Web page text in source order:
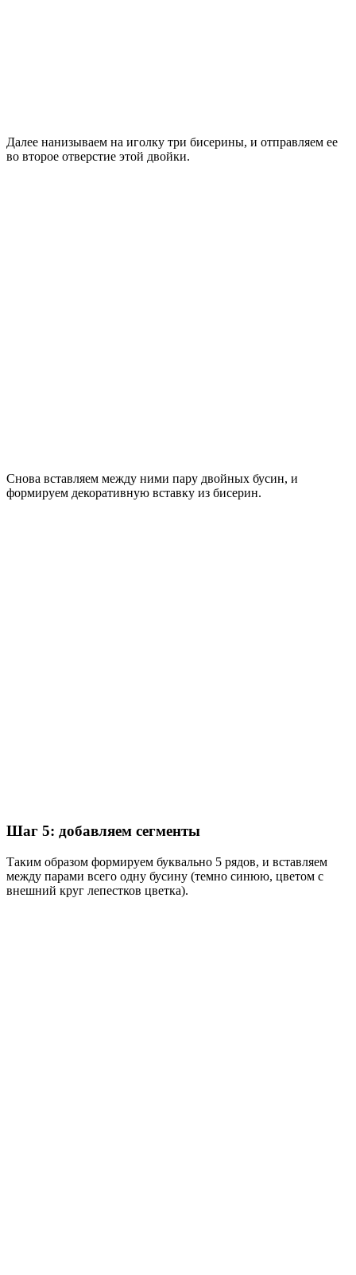
Далее нанизываем на иголку три бисерины, и отправляем ее
во второе отверстие этой двойки.
Снова вставляем между ними пару двойных бусин, и
формируем декоративную вставку из бисерин.
Шаг 5: добавляем сегменты
Таким образом формируем буквально 5 рядов, и вставляем
между парами всего одну бусину (темно синюю, цветом с
внешний круг лепестков цветка).